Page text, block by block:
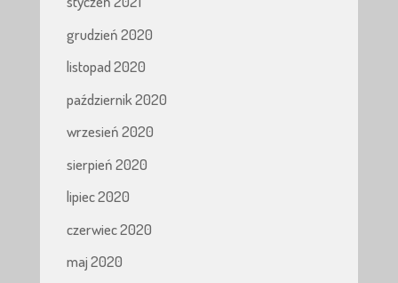
grudzień 2020
listopad 2020
październik 2020
wrzesień 2020
sierpień 2020
lipiec 2020
czerwiec 2020
maj 2020